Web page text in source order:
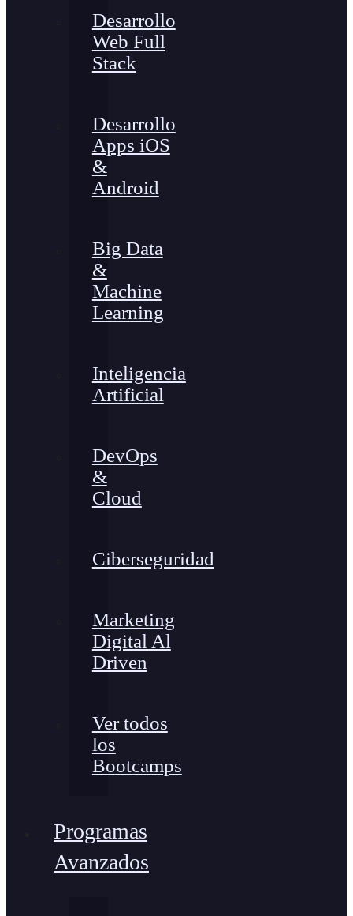
Desarrollo
Web Full
Stack
Desarrollo
Apps iOS
&
Android
Big Data
&
Machine
Learning
Inteligencia
Artificial
DevOps
&
Cloud
Ciberseguridad
Marketing
Digital Al
Driven
Ver todos
los
Bootcamps
Programas
Avanzados